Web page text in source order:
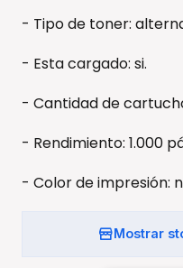
- Tipo de toner:
- Esta cargado: si.
- Cantidad de
- Rendimiento: 1.000
- Color de impresión:
Mostrar